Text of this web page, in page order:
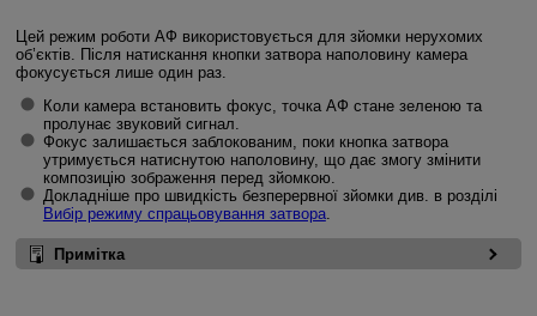
Цей режим роботи АФ використовується для зйомки нерухомих
об’єктів. Після натискання кнопки затвора наполовину камера
фокусується лише один раз.
Коли камера встановить фокус, точка АФ стане зеленою та
пролунає звуковий сигнал.
Фокус залишається заблокованим, поки кнопка затвора
утримується натиснутою наполовину, що дає змогу змінити
композицію зображення перед зйомкою.
Докладніше про швидкість безперервної зйомки див. в розділі
Вибір режиму спрацьовування затвора.
Примітка